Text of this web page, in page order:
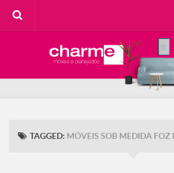
SOBRE A CHARME
TAGGED: MÓVEIS SOB MEDIDA FOZ